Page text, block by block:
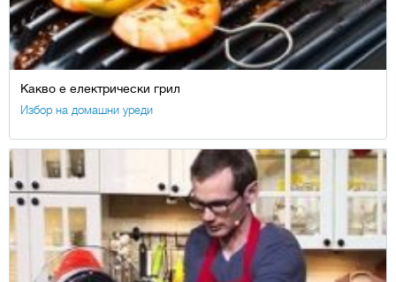
Какво е електрически грил
Избор на домашни уреди